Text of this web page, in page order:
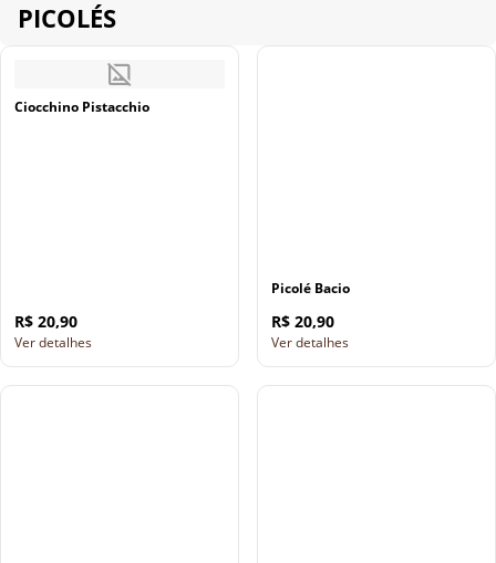
PICOLÉS
Ciocchino Pistacchio
R$ 20,90
Ver detalhes
Picolé Bacio
R$ 20,90
Ver detalhes